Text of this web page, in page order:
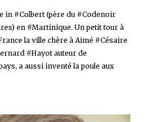
in #Colbert (père du #Codenoir
en #Martinique. Un petit tour à
la ville chère à Aimé #Césaire
#Hayot auteur de
a aussi inventé la poule aux